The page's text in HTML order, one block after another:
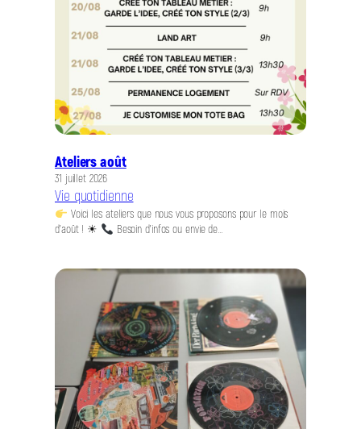
Ateliers août
31 juillet 2026
Vie quotidienne
Voici les ateliers que nous vous proposons pour le mois
d’août ! ☀
Besoin d’infos ou envie de…